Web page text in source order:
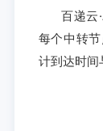
百递云
每个中转
计到达时间